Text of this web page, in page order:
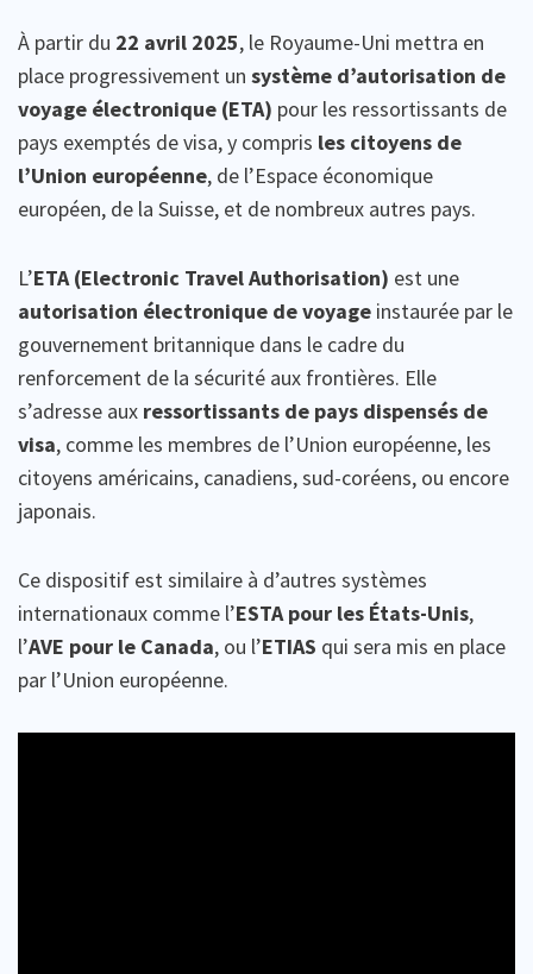
À partir du 22 avril 2025, le Royaume-Uni mettra en
place progressivement un système d’autorisation de
voyage électronique (ETA) pour les ressortissants de
pays exemptés de visa, y compris les citoyens de
l’Union européenne, de l’Espace économique
européen, de la Suisse, et de nombreux autres pays.
L’ETA (Electronic Travel Authorisation) est une
autorisation électronique de voyage instaurée par le
gouvernement britannique dans le cadre du
renforcement de la sécurité aux frontières. Elle
s’adresse aux ressortissants de pays dispensés de
visa, comme les membres de l’Union européenne, les
citoyens américains, canadiens, sud-coréens, ou encore
japonais.
Ce dispositif est similaire à d’autres systèmes
internationaux comme l’ESTA pour les États-Unis,
l’AVE pour le Canada, ou l’ETIAS qui sera mis en place
par l’Union européenne.